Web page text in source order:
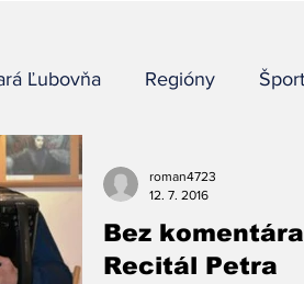
Ľubovňa Regióny Šport
Bez
Recitál Petra
roman4723
12. 7. 2016